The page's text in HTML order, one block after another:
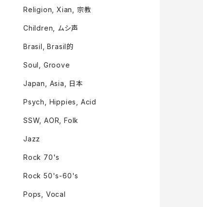
Religion, Xian, 宗教
Children, ムシ声
Brasil, Brasil的
Soul, Groove
Japan, Asia, 日本
Psych, Hippies, Acid
SSW, AOR, Folk
Jazz
Rock 70's
Rock 50's-60's
Pops, Vocal